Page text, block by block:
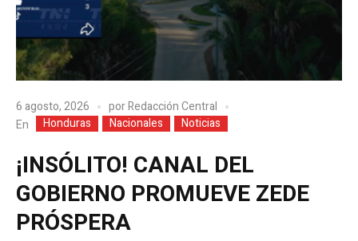
6 agosto, 2026 porRedacción Central
En
Honduras Nacionales Noticias
¡INSÓLITO! CANAL DEL
GOBIERNO PROMUEVE ZEDE
PRÓSPERA